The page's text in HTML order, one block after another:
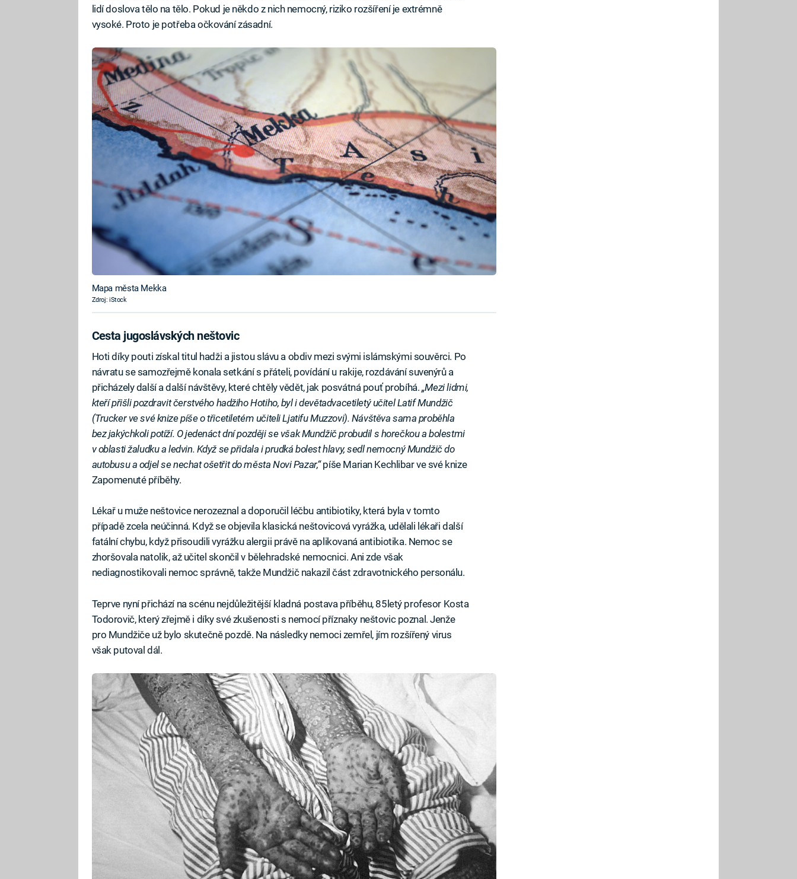
lidí doslova tělo na tělo. Pokud je někdo z nich nemocný, riziko rozšíření je extrémně
vysoké. Proto je potřeba očkování zásadní.
Mapa města Mekka
Zdroj: iStock
Cesta jugoslávských neštovic
Hoti díky pouti získal titul hadži a jistou slávu a obdiv mezi svými islámskými souvěrci. Po
návratu se samozřejmě konala setkání s přáteli, povídání u rakije, rozdávání suvenýrů a
přicházely další a další návštěvy, které chtěly vědět, jak posvátná pouť probíhá. „Mezi lidmi,
kteří přišli pozdravit čerstvého hadžiho Hotiho, byl i devětadvacetiletý učitel Latif Mundžič
(Trucker ve své knize píše o třicetiletém učiteli Ljatifu Muzzovi). Návštěva sama proběhla
bez jakýchkoli potíží. O jedenáct dní později se však Mundžič probudil s horečkou a bolestmi
v oblasti žaludku a ledvin. Když se přidala i prudká bolest hlavy, sedl nemocný Mundžič do
autobusu a odjel se nechat ošetřit do města Novi Pazar,“píše Marian Kechlibar ve své knize
Zapomenuté příběhy.
Lékař u muže neštovice nerozeznal a doporučil léčbu antibiotiky, která byla v tomto
případě zcela neúčinná. Když se objevila klasická neštovicová vyrážka, udělali lékaři další
fatální chybu, když přisoudili vyrážku alergii právě na aplikovaná antibiotika. Nemoc se
zhoršovala natolik, až učitel skončil v bělehradské nemocnici. Ani zde však
nediagnostikovali nemoc správně, takže Mundžič nakazil část zdravotnického personálu.
Teprve nyní přichází na scénu nejdůležitější kladná postava příběhu, 85letý profesor Kosta
Todorovič, který zřejmě i díky své zkušenosti s nemocí příznaky neštovic poznal. Jenže
pro Mundžiče už bylo skutečně pozdě. Na následky nemoci zemřel, jím rozšířený virus
však putoval dál.